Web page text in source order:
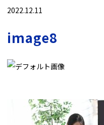
2022.12.11
image8